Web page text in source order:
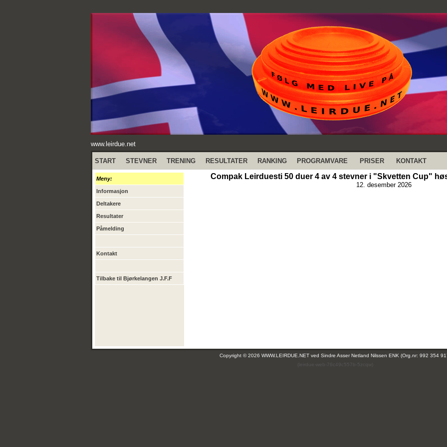
www.leirdue.net
START STEVNER TRENING RESULTATER RANKING PROGRAMVARE PRISER KONTAKT
Meny:
Informasjon
Deltakere
Resultater
Påmelding
Kontakt
Tilbake til Bjørkelangen J.F.F
Compak Leirduesti 50 duer 4 av 4 stevner i "Skvetten Cup"
12. desember 2026
Copyright © 2026 WWW.LEIRDUE.NET ved Sindre Asser Netland Nilssen ENK (Org.nr: 992 354
(leirdue-web-76c49c557b-5zcqw)